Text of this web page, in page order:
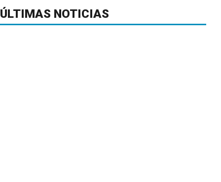
ÚLTIMAS NOTICIAS